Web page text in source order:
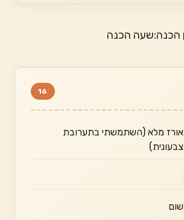
16
אורז מלא (השתמשתי בתערובת
צבעונית)
שום